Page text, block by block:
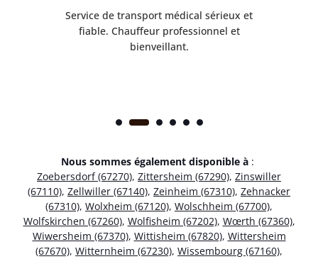
Service de transport médical sérieux et
fiable. Chauffeur professionnel et
bienveillant.
Nous sommes également disponible à :
Zoebersdorf (67270), Zittersheim (67290), Zinswiller
(67110), Zellwiller (67140), Zeinheim (67310), Zehnacker
(67310), Wolxheim (67120), Wolschheim (67700),
Wolfskirchen (67260), Wolfisheim (67202), Wœrth (67360),
Wiwersheim (67370), Wittisheim (67820), Wittersheim
(67670), Witternheim (67230), Wissembourg (67160),